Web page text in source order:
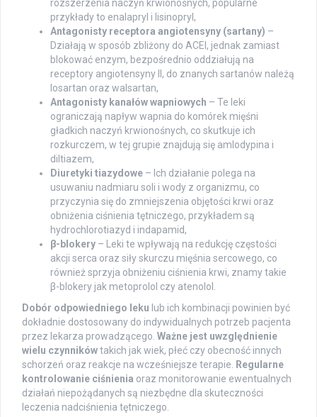
rozszerzenia naczyń krwionośnych, popularne
przykłady to enalapryl i lisinopryl,
Antagonisty receptora angiotensyny (sartany) –
Działają w sposób zbliżony do ACEI, jednak zamiast
blokować enzym, bezpośrednio oddziałują na
receptory angiotensyny II, do znanych sartanów należą
losartan oraz walsartan,
Antagonisty kanałów wapniowych – Te leki
ograniczają napływ wapnia do komórek mięśni
gładkich naczyń krwionośnych, co skutkuje ich
rozkurczem, w tej grupie znajdują się amlodypina i
diltiazem,
Diuretyki tiazydowe – Ich działanie polega na
usuwaniu nadmiaru soli i wody z organizmu, co
przyczynia się do zmniejszenia objętości krwi oraz
obniżenia ciśnienia tętniczego, przykładem są
hydrochlorotiazyd i indapamid,
β-blokery – Leki te wpływają na redukcję częstości
akcji serca oraz siły skurczu mięśnia sercowego, co
również sprzyja obniżeniu ciśnienia krwi, znamy takie
β-blokery jak metoprolol czy atenolol.
Dobór odpowiedniego leku lub ich kombinacji powinien być
dokładnie dostosowany do indywidualnych potrzeb pacjenta
przez lekarza prowadzącego. Ważne jest uwzględnienie
wielu czynnikówtakich jak wiek, płeć czy obecność innych
schorzeń oraz reakcje na wcześniejsze terapie. Regularne
kontrolowanie ciśnienia oraz monitorowanie ewentualnych
działań niepożądanych są niezbędne dla skuteczności
leczenia nadciśnienia tętniczego.